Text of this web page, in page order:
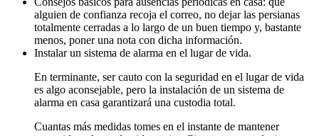
alguien de confianza recoja el correo, no dejar las persianas
totalmente cerradas a lo largo de un buen tiempo y, bastante
menos, poner una nota con dicha información.
Instalar un sistema de alarma en el lugar de vida.
En terminante, ser cauto con la seguridad en el lugar de vida
es algo aconsejable, pero la instalación de un sistema de
alarma en casa garantizará una custodia total.
Cuantas más medidas tomes en el instante de mantener